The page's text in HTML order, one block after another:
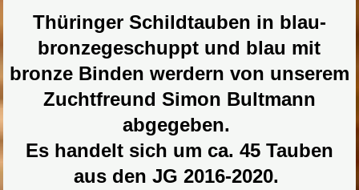
Thüringer Schildtauben in blau-
bronzegeschuppt und blau mit
bronze Binden werdern von unserem
Zuchtfreund Simon Bultmann
abgegeben.
Es handelt sich um ca. 45 Tauben
aus den JG 2016-2020.